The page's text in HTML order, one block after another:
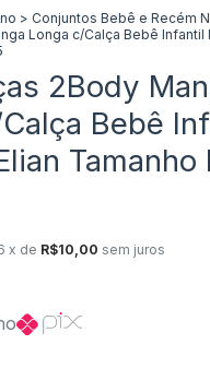
> Conjuntos Bebê e Recém
Longa c/Calça Bebê Infantil
2Body
Bebê
Tamanho
x de R$10,00 sem juros